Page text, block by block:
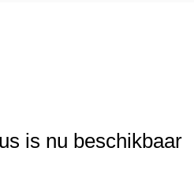
is nu beschikbaar